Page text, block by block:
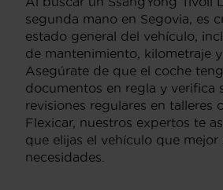
segunda mano en Segovia, es
estado general del vehículo,
de mantenimiento, kilometraje
Asegúrate de que el coche
documentos en regla y verifica
revisiones regulares en talleres
Flexicar, nuestros expertos te
que elijas el vehículo que mejor
necesidades.